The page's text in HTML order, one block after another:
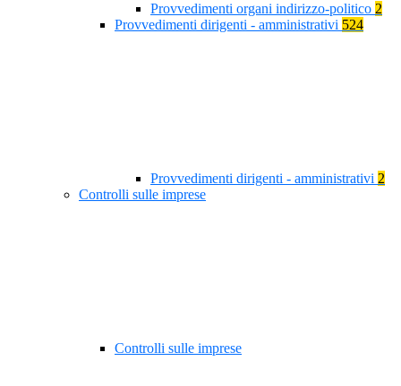
Provvedimenti organi indirizzo-politico 2
Provvedimenti dirigenti - amministrativi 524
Provvedimenti dirigenti - amministrativi 2
Controlli sulle imprese
Controlli sulle imprese